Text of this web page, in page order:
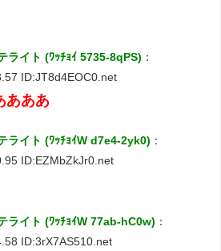
ライト (ﾜｯﾁｮｲ 5735-8qPS) ：
ID:JT8d4EOC0.net
あああ
ライト (ﾜｯﾁｮｲW d7e4-2yk0) ：
ID:EZMbZkJr0.net
ライト (ﾜｯﾁｮｲW 77ab-hC0w) ：
ID:3rX7AS510.net